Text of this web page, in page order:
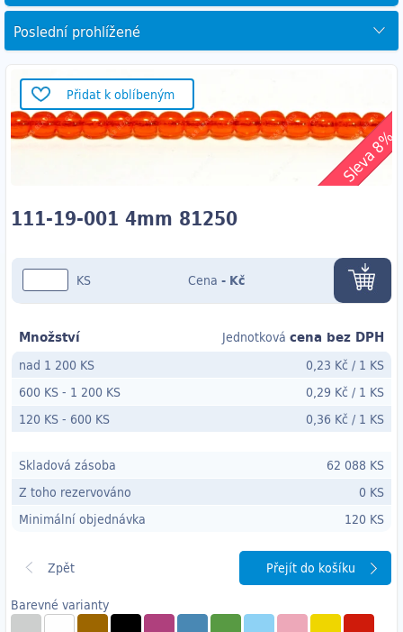
Poslední prohlížené
Přidat k oblíbeným
Sleva 8%
111-19-001 4mm 81250
Barevné varianty
KS Cena - Kč
Množství Jednotková cena bez DPH
nad 1 200 KS 0,23 Kč / 1 KS
600 KS- 1 200 KS 0,29 Kč / 1 KS
120 KS- 600 KS 0,36 Kč / 1 KS
Skladová zásoba
62 088 KS
Z toho rezervováno
0 KS
Minimální objednávka
120 KS
Přejít do košíku